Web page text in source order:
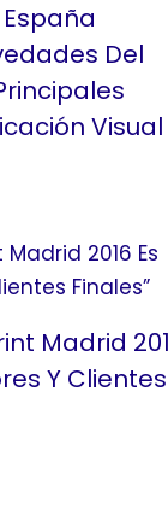
Del
Visual
Madrid
Y Clientes